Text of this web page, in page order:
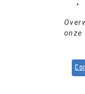
•
onze